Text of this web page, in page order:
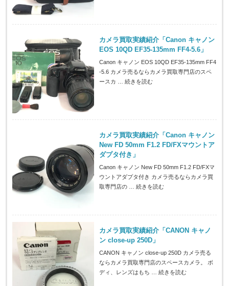
カメラ買取実績紹介「Canon キャノン
EOS 10QD EF35-135mm FF4-5.6」
Canon キャノン EOS 10QD EF35-135mm FF4
-5.6 カメラ売るならカメラ買取専門店のスペ
ースカ …続きを読む
カメラ買取実績紹介「Canon キャノン
New FD 50mm F1.2 FD/FXマウントア
ダプタ付き」
Canon キャノン New FD 50mm F1.2 FD/FXマ
ウントアダプタ付き カメラ売るならカメラ買
取専門店の …続きを読む
カメラ買取実績紹介「CANON キャノ
ン close-up 250D」
CANON キャノン close-up 250D カメラ売る
ならカメラ買取専門店のスペースカメラ。 ボ
ディ、レンズはもち …続きを読む